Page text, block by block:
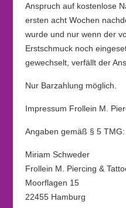
Anspruch auf kostenlose
ersten acht Wochen
wurde und nur wenn der
Erstschmuck noch
gewechselt, verfällt der
Nur Barzahlung möglich.
Impressum Frollein M.
Angaben gemäß § 5 TMG:
Miriam Schweder
Frollein M. Piercing &
Moorflagen 15
22455 Hamburg